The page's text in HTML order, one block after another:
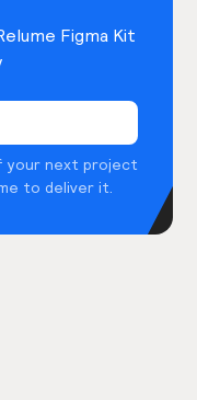
Figma Kit
your next project
to deliver it.